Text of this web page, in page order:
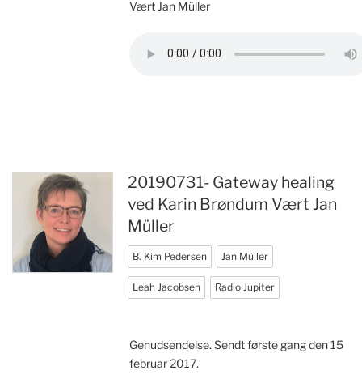
Vært Jan Müller
20190731- Gateway healing
ved Karin Brøndum Vært Jan
Müller
B. Kim Pedersen Jan Müller
Leah Jacobsen Radio Jupiter
Genudsendelse. Sendt første gang den 15
februar 2017.